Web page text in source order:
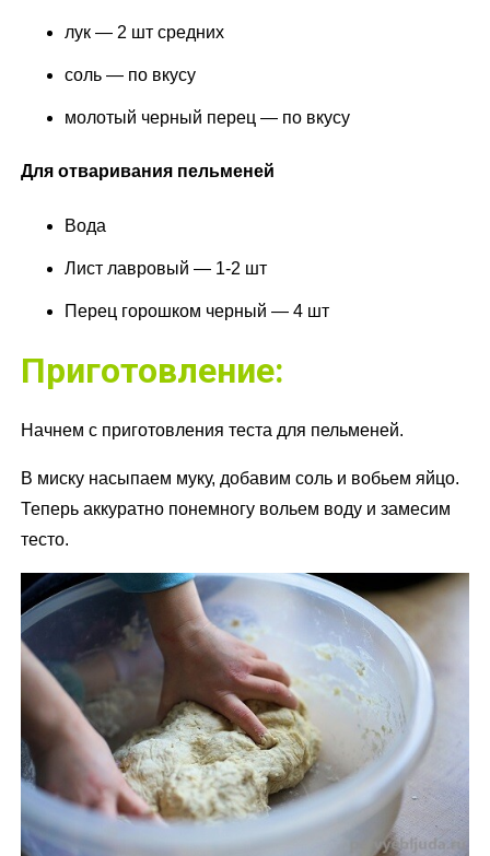
лук — 2 шт средних
соль — по вкусу
молотый черный перец — по вкусу
Для отваривания пельменей
Вода
Лист лавровый — 1-2 шт
Перец горошком черный — 4 шт
Приготовление:
Начнем с приготовления теста для пельменей.
В миску насыпаем муку, добавим соль и вобьем яйцо.
Теперь аккуратно понемногу вольем воду и замесим
тесто.